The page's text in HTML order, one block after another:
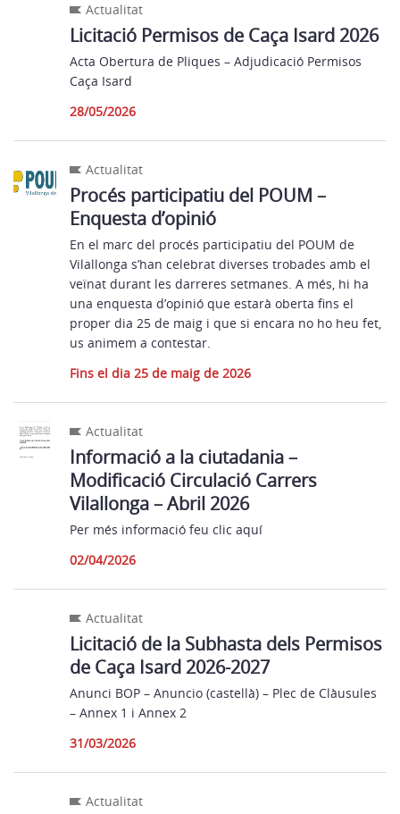
Actualitat
Licitació Permisos de Caça Isard 2026
Acta Obertura de Pliques – Adjudicació Permisos
Caça Isard
28/05/2026
Actualitat
Procés participatiu del POUM –
Enquesta d’opinió
En el marc del procés participatiu del POUM de
Vilallonga s’han celebrat diverses trobades amb el
veïnat durant les darreres setmanes. A més, hi ha
una enquesta d’opinió que estarà oberta fins el
proper dia 25 de maig i que si encara no ho heu fet,
us animem a contestar.
Fins el dia 25 de maig de 2026
Actualitat
Informació a la ciutadania –
Modificació Circulació Carrers
Vilallonga – Abril 2026
Per més informació feu clic aquí
02/04/2026
Actualitat
Licitació de la Subhasta dels Permisos
de Caça Isard 2026-2027
Anunci BOP – Anuncio (castellà) – Plec de Clàusules
– Annex 1 i Annex 2
31/03/2026
Actualitat